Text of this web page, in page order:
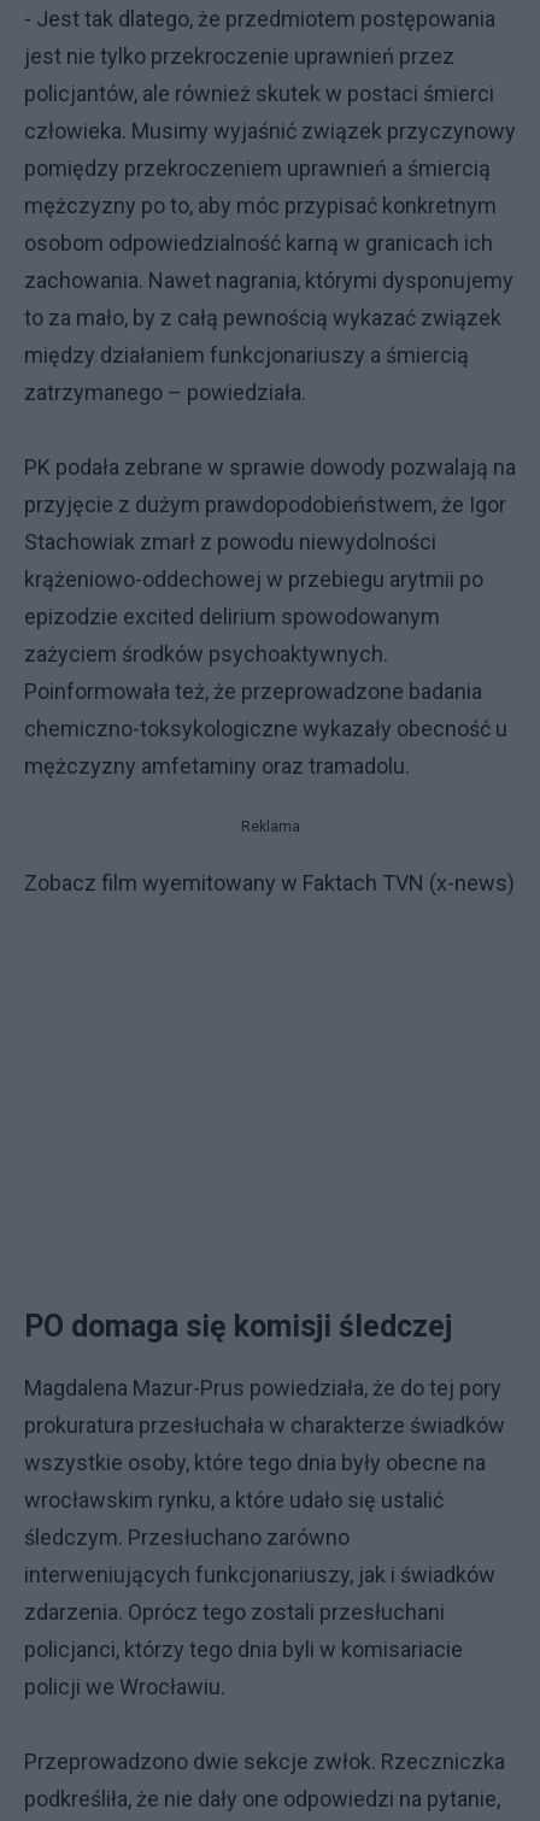
- Jest tak dlatego, że przedmiotem postępowania
jest nie tylko przekroczenie uprawnień przez
policjantów, ale również skutek w postaci śmierci
człowieka. Musimy wyjaśnić związek przyczynowy
pomiędzy przekroczeniem uprawnień a śmiercią
mężczyzny po to, aby móc przypisać konkretnym
osobom odpowiedzialność karną w granicach ich
zachowania. Nawet nagrania, którymi dysponujemy
to za mało, by z całą pewnością wykazać związek
między działaniem funkcjonariuszy a śmiercią
zatrzymanego – powiedziała.
PK podała zebrane w sprawie dowody pozwalają na
przyjęcie z dużym prawdopodobieństwem, że Igor
Stachowiak zmarł z powodu niewydolności
krążeniowo-oddechowej w przebiegu arytmii po
epizodzie excited delirium spowodowanym
zażyciem środków psychoaktywnych.
Poinformowała też, że przeprowadzone badania
chemiczno-toksykologiczne wykazały obecność u
mężczyzny amfetaminy oraz tramadolu.
Reklama
Zobacz film wyemitowany w Faktach TVN (x-news)
PO domaga się komisji śledczej
Magdalena Mazur-Prus powiedziała, że do tej pory
prokuratura przesłuchała w charakterze świadków
wszystkie osoby, które tego dnia były obecne na
wrocławskim rynku, a które udało się ustalić
śledczym. Przesłuchano zarówno
interweniujących funkcjonariuszy, jak i świadków
zdarzenia. Oprócz tego zostali przesłuchani
policjanci, którzy tego dnia byli w komisariacie
policji we Wrocławiu.
Przeprowadzono dwie sekcje zwłok. Rzeczniczka
podkreśliła, że nie dały one odpowiedzi na pytanie,